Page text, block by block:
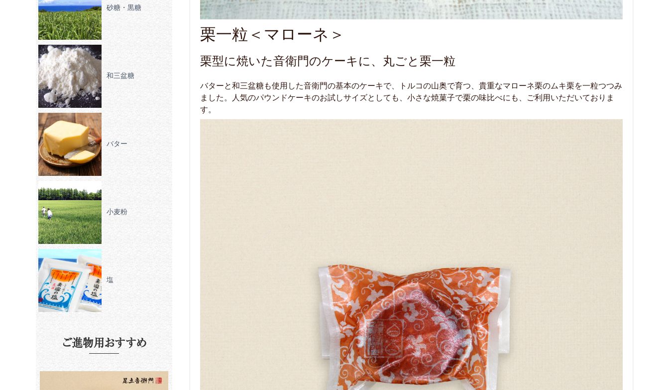
砂糖・黒糖
和三盆糖
バター
小麦粉
塩
ご進物用おすすめ
栗一粒＜マローネ＞
栗型に焼いた音衛門のケーキに、丸ごと栗一粒
バターと和三盆糖も使用した音衛門の基本のケーキで、トルコの山奥で育つ、貴重なマローネ栗のムキ栗を一粒つつみ
ました。人気のパウンドケーキのお試しサイズとしても、小さな焼菓子で栗の味比べにも、ご利用いただいておりま
す。